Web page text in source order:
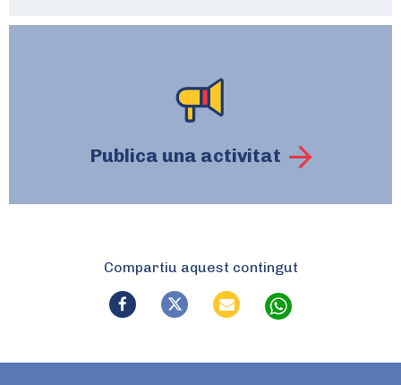
Publica una activitat
Compartiu aquest contingut